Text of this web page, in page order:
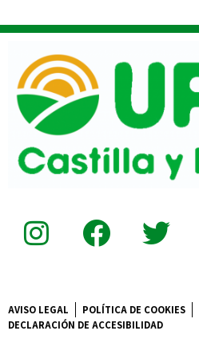
AVISO LEGAL POLÍTICA DE COOKIES
DECLARACIÓN DE ACCESIBILIDAD